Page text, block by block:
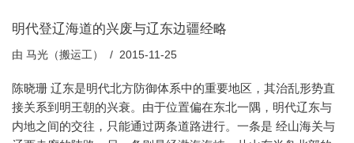
明代登辽海道的兴废与辽东边疆经略
由 马光（搬运工） 2015-11-25
陈晓珊 辽东是明代北方防御体系中的重要地区，其治乱形势直
接关系到明王朝的兴衰。由于位置偏在东北一隅，明代辽东与
内地之间的交往，只能通过两条道路进行。一条是 经山海关与